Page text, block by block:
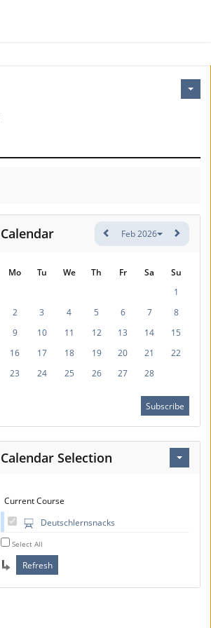
Calendar Feb 2026
Mo Tu We Th Fr Sa
Su
1
2
3 4 5 6 7
8
9
10 11 12 13 14
15
16
17 18 19 20 21
22
23
24 25 26 27 28
Subscribe
Calendar Selection
Current Course
Deutschlernsnacks
Select All